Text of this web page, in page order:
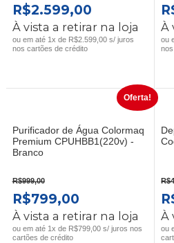
O
PREÇO
ORIGINAL
R$2.599,00O
PREÇO
ATUAL
À vista a retirar na loja
ou em até 1x de R$2.599,00 s/ juros
nos cartões de crédito
O
À
ou
Oferta!
Purificador de Água Colormaq
Premium CPUHBB1(220v) -
Branco
R$999,00
O
PREÇO
ORIGINAL
R$799,00O
PREÇO
ATUAL
À vista a retirar na loja
ou em até 1x de R$799,00 s/ juros nos
cartões de crédito
R$
O
À
ou